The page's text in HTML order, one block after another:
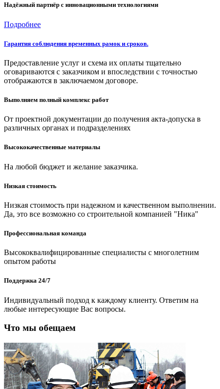
Надёжный партнёр с инновационными технологиями
Подробнее
Гарантия соблюдения временных рамок и сроков.
Предоставление услуг и схема их оплаты тщательно
оговариваются с заказчиком и впоследствии с точностью
отображаются в заключаемом договоре.
Выполняем полный комплекс работ
От проектной документации до получения акта-допуска в
различных органах и подразделениях
Высококачественные материалы
На любой бюджет и желание заказчика.
Низкая стоимость
Низкая стоимость при надежном и качественном выполнении.
Да, это все возможно со строительной компанией "Ника"
Профессиональная команда
Высококвалифицированные специалисты с многолетним
опытом работы
Поддержка 24/7
Индивидуальный подход к каждому клиенту. Ответим на
любые интересующие Вас вопросы.
Что мы обещаем